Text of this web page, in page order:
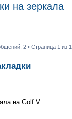
на зеркала
2 • Страница 1 из 1
на Golf V